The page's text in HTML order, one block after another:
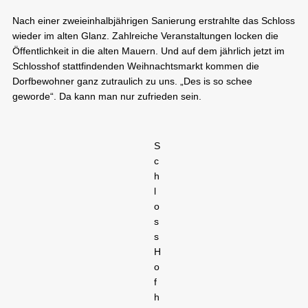
Nach einer zweieinhalbjährigen Sanierung erstrahlte das Schloss
wieder im alten Glanz. Zahlreiche Veranstaltungen locken die
Öffentlichkeit in die alten Mauern. Und auf dem jährlich jetzt im
Schlosshof stattfindenden Weihnachtsmarkt kommen die
Dorfbewohner ganz zutraulich zu uns. „Des is so schee
geworde“. Da kann man nur zufrieden sein.
S
c
h
l
o
s
s
H
o
f
h